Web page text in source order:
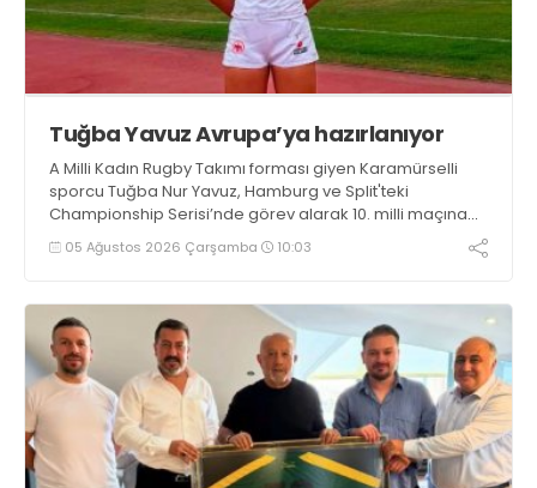
Tuğba Yavuz Avrupa’ya hazırlanıyor
A Milli Kadın Rugby Takımı forması giyen Karamürselli
sporcu Tuğba Nur Yavuz, Hamburg ve Split'teki
Championship Serisi’nde görev alarak 10. milli maçına
çıkma eşiğini geride bıraktı
05 Ağustos 2026 Çarşamba 10:03